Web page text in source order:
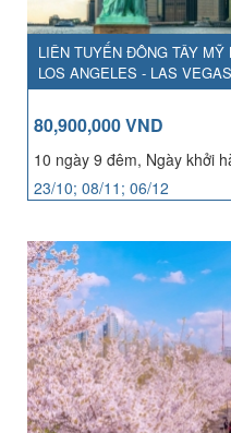
LIÊN TUYẾN ĐÔNG TÂY MỸ
LOS ANGELES - LAS
80,900,000 VND
10 ngày 9 đêm, Ngày khởi
23/10; 08/11; 06/12